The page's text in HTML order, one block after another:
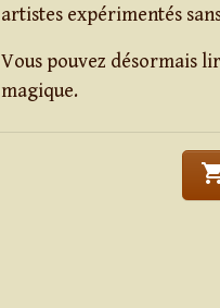
artistes expérimentés
Vous pouvez désormais
magique.